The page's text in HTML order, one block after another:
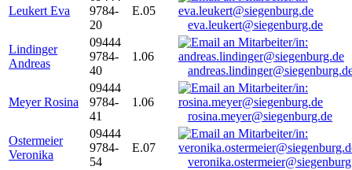
Leukert Eva
9784-
20
E.05
eva.leukert@siegenburg.de
Lindinger
Andreas
09444
9784-
40
1.06
Meyer Rosina
09444
9784-
41
1.06
rosina.meyer@siegenburg.de
Ostermeier
Veronika
09444
9784-
54
E.07